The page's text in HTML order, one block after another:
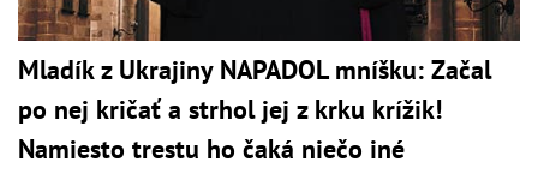
Mladík z Ukrajiny NAPADOL mníšku: Začal
po nej kričať a strhol jej z krku krížik!
Namiesto trestu ho čaká niečo iné